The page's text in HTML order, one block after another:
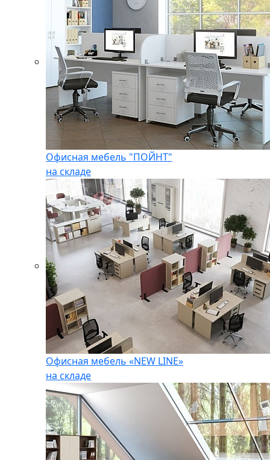
Офисная мебель "ПОЙНТ"
на складе
Офисная мебель «NEW LINE»
на складе